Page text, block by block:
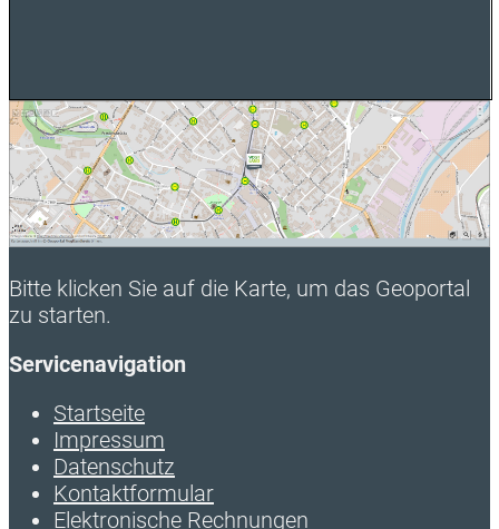
Bitte klicken Sie auf die Karte, um das Geoportal
zu starten.
Servicenavigation
Startseite
Impressum
Datenschutz
Kontaktformular
Elektronische Rechnungen